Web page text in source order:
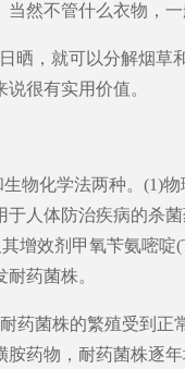
然不管什么衣物，
晒，就可以分解烟草
很有实用价值。
化学法两种。(1)物
人体防治疾病的杀
增效剂甲氧苄氨嘧
药菌株。
药菌株的繁殖受到
药物，耐药菌株逐